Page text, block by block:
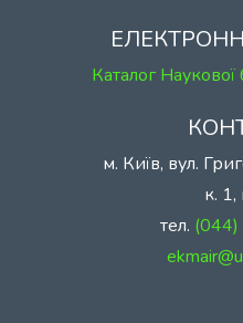
Каталог
м. Київ, вул.
к.
тел.